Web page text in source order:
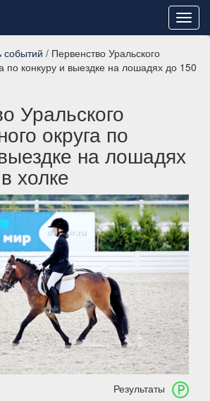
событий / Первенство Уральского
по конкуру и выездке на лошадях до 150
Уральского
округа по
на лошадях
холке
Результаты